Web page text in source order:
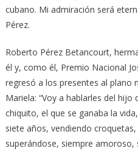
cubano. Mi admiración será
Pérez.
Roberto Pérez Betancourt,
él y, como él, Premio Nacional
regresó a los presentes al plano
Mariela: “Voy a hablarles del
chiquito, el que se ganaba la
siete años, vendiendo
superándose, siempre